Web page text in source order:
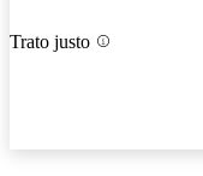
Trato justo